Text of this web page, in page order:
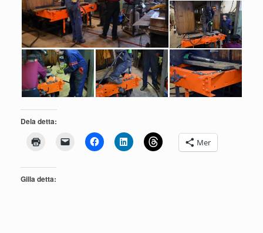
Dela detta:
Mer
Gilla detta: